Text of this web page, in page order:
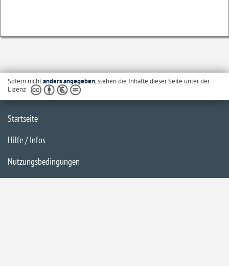
Sofern nichtanders angegeben, stehen die Inhalte dieser Seite unter der
Lizenz
Startseite
Hilfe / Infos
Nutzungsbedingungen